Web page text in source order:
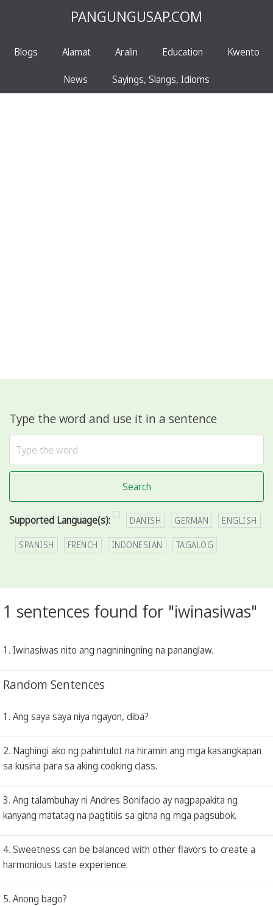
PANGUNGUSAP.COM
Blogs Alamat Aralin Education Kwento
News Sayings, Slangs, Idioms
Type the word and use it in a sentence
Search
Supported Language(s): DANISH GERMAN ENGLISH
SPANISH FRENCH INDONESIAN TAGALOG
1 sentences found for "iwinasiwas"
1. Iwinasiwas nito ang nagniningning na pananglaw.
Random Sentences
1. Ang saya saya niya ngayon, diba?
2. Naghingi ako ng pahintulot na hiramin ang mga kasangkapan
sa kusina para sa aking cooking class.
3. Ang talambuhay ni Andres Bonifacio ay nagpapakita ng
kanyang matatag na pagtitiis sa gitna ng mga pagsubok.
4. Sweetness can be balanced with other flavors to create a
harmonious taste experience.
5. Anong bago?